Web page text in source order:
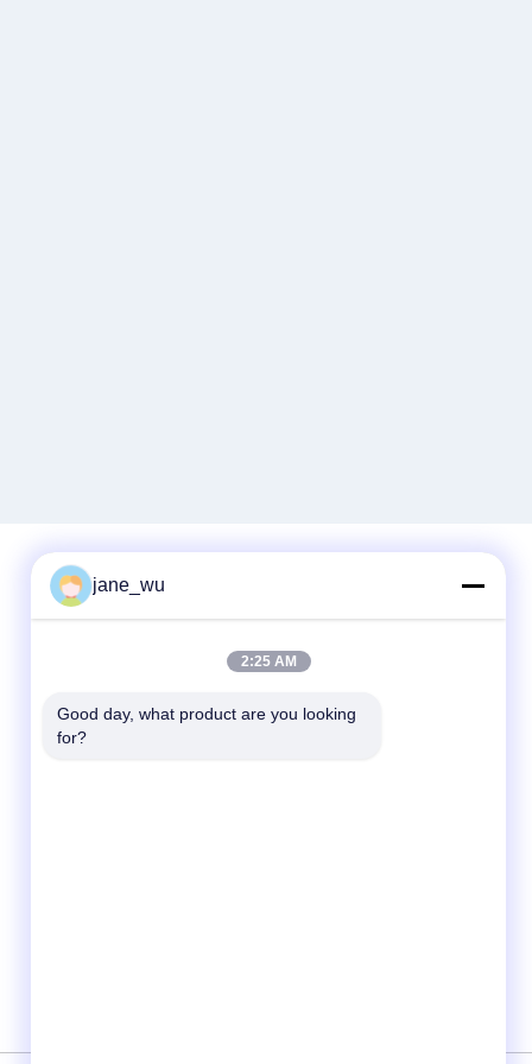
86-0551-63840886
jane_wu
2:25 AM
Good day, what product are you looking
for?